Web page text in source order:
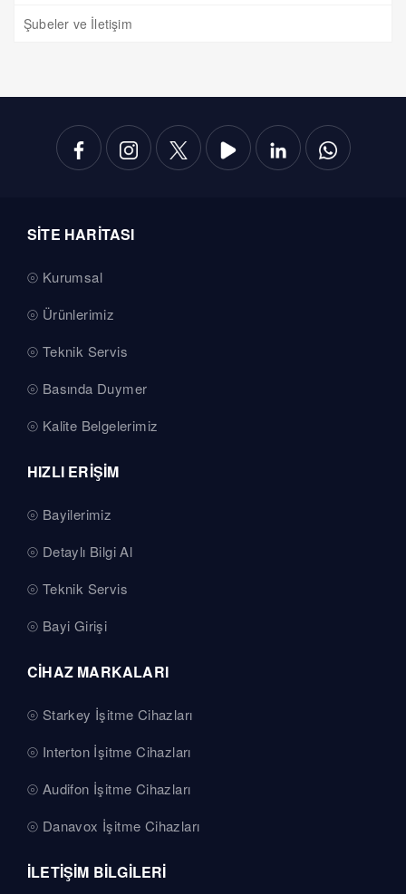
Şubeler ve İletişim
SİTE HARİTASI
Kurumsal
Ürünlerimiz
Teknik Servis
Basında Duymer
Kalite Belgelerimiz
HIZLI ERİŞİM
Bayilerimiz
Detaylı Bilgi Al
Teknik Servis
Bayi Girişi
CİHAZ MARKALARI
Starkey İşitme Cihazları
Interton İşitme Cihazları
Audifon İşitme Cihazları
Danavox İşitme Cihazları
İLETİŞİM BİLGİLERİ